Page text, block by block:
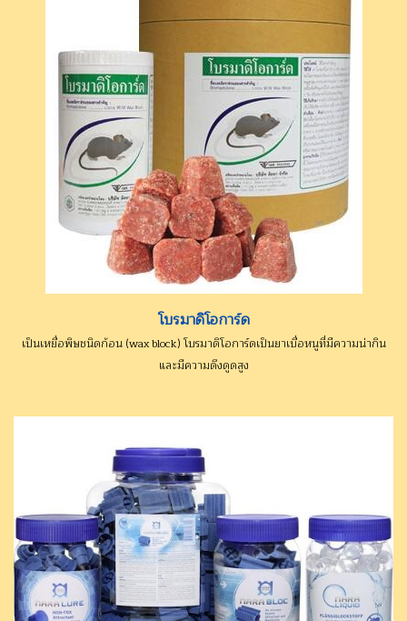
โบรมาดิโอการ์ด
เป็นเหยื่อพิษชนิดก้อน (wax block) โบรมาดิโอการ์ดเป็นยาเบื่อหนูที่มีความน่ากิน
และมีความดึงดูดสูง